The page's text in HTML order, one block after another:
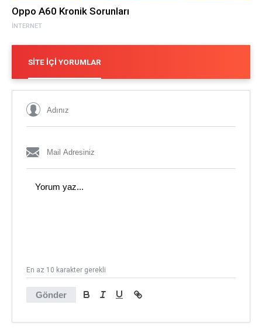
İNTERNET
Oppo A60 Kronik Sorunları
SITE İÇI YORUMLAR
Gönder
En az 10 karakter gerekli